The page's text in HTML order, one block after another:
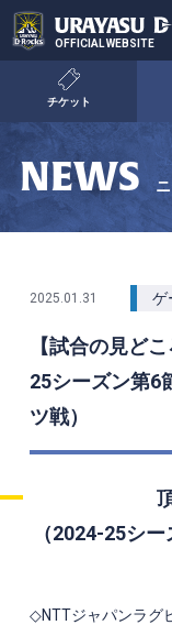
OFFICIAL WEBSITE
チケット
NEWS
2025.01.31 ゲ
【試合の見ど
25シーズン第6
ツ戦）
（2024-25シー
◇NTTジャパンラグ